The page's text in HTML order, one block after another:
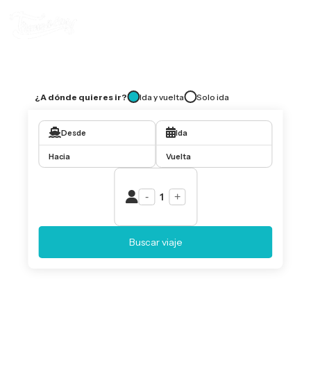
¿A dónde quieres ir? Ida y vuelta Solo ida
Desde
Hacia
Ida
Vuelta
- 1 +
Buscar viaje